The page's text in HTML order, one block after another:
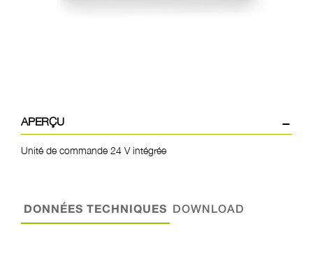
APERÇU
Unité de commande 24 V intégrée
DONNÉES TECHNIQUES DOWNLOAD